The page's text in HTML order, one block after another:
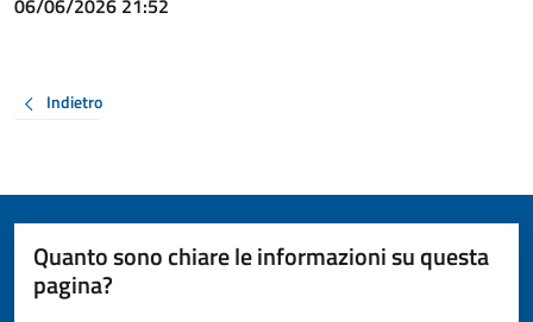
06/06/2026 21:52
Indietro
Quanto sono chiare le informazioni su questa
pagina?